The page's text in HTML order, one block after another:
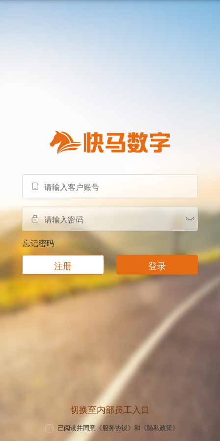
忘记密码
注册 登录
切换至内部员工入口
已阅读并同意《服务协议》和 《隐私政策》